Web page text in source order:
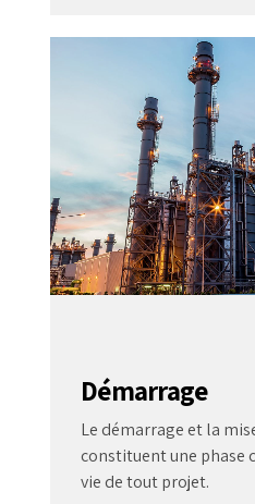
Démarrage
Le démarrage et la
constituent une phase
vie de tout projet.